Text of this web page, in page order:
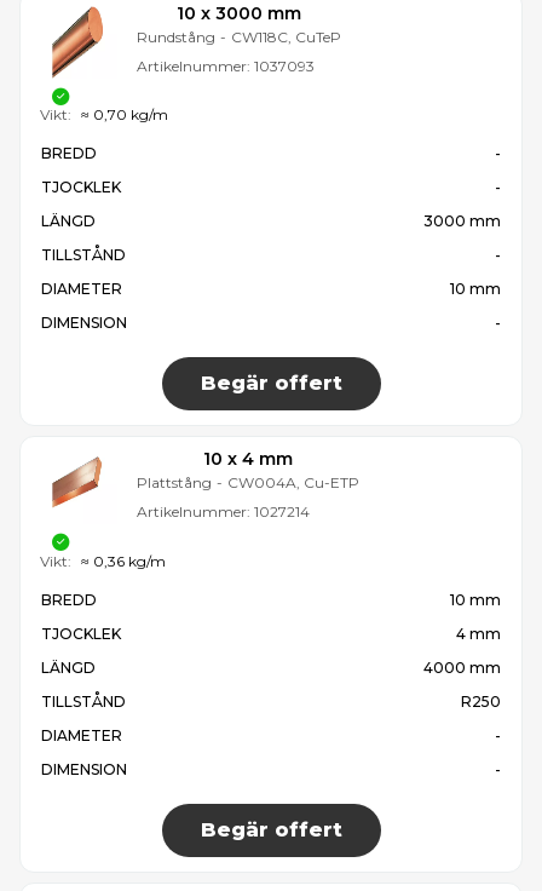
10 x 3000 mm
Rundstång - CW118C, CuTeP
Artikelnummer: 1037093
BREDD
-
TJOCKLEK
-
LÄNGD
3000 mm
TILLSTÅND
-
DIAMETER
10 mm
DIMENSION
-
Begär offert
Vikt: ≈ 0,70 kg/m
10 x 4 mm
Plattstång - CW004A, Cu-ETP
Artikelnummer: 1027214
BREDD
10 mm
TJOCKLEK
4 mm
LÄNGD
4000 mm
TILLSTÅND
R250
DIAMETER
-
DIMENSION
-
Begär offert
Vikt: ≈ 0,36 kg/m